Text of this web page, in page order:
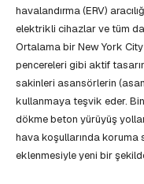
havalandırma (ERV)
elektrikli cihazlar ve tüm
Ortalama bir New York
pencereleri gibi aktif
sakinleri asansörlerin
kullanmaya teşvik eder.
dökme beton yürüyüş
hava koşullarında
eklenmesiyle yeni bir